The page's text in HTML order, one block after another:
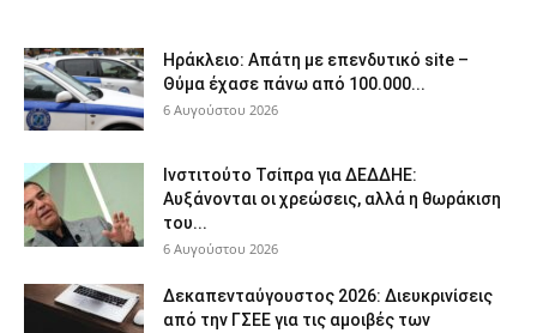
Ηράκλειο: Απάτη με επενδυτικό site –
Θύμα έχασε πάνω από 100.000...
6 Αυγούστου 2026
Ινστιτούτο Τσίπρα για ΔΕΔΔΗΕ:
Αυξάνονται οι χρεώσεις, αλλά η θωράκιση
του...
6 Αυγούστου 2026
Δεκαπενταύγουστος 2026: Διευκρινίσεις
από την ΓΣΕΕ για τις αμοιβές των